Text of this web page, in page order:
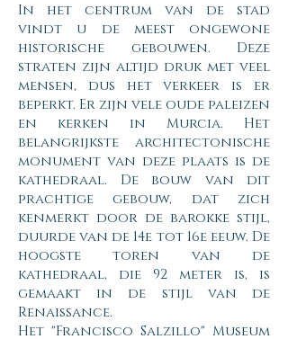
In het centrum van de stad
vindt u de meest ongewone
historische gebouwen. Deze
straten zijn altijd druk met veel
mensen, dus het verkeer is er
beperkt. Er zijn vele oude paleizen
en kerken in Murcia. Het
belangrijkste architectonische
monument van deze plaats is de
kathedraal. De bouw van dit
prachtige gebouw, dat zich
kenmerkt door de barokke stijl,
duurde van de 14e tot 16e eeuw. De
hoogste toren van de
kathedraal, die 92 meter is, is
gemaakt in de stijl van de
Renaissance.
Het "Francisco Salzillo" Museum